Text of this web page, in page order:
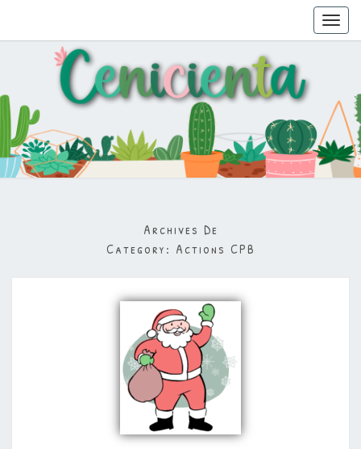
Archives De
Category: Actions CPB